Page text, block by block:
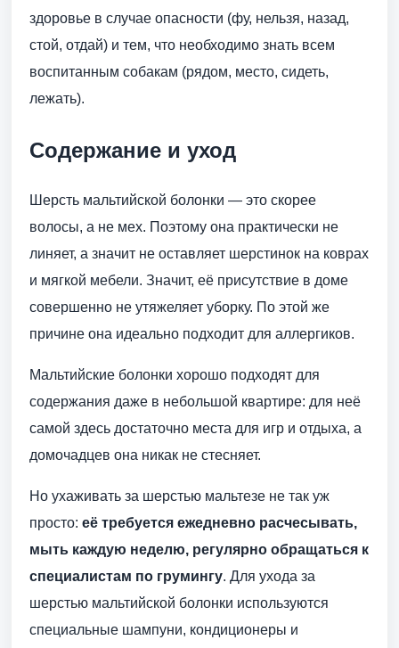
здоровье в случае опасности (фу, нельзя, назад,
стой, отдай) и тем, что необходимо знать всем
воспитанным собакам (рядом, место, сидеть,
лежать).
Содержание и уход
Шерсть мальтийской болонки — это скорее
волосы, а не мех. Поэтому она практически не
линяет, а значит не оставляет шерстинок на коврах
и мягкой мебели. Значит, её присутствие в доме
совершенно не утяжеляет уборку. По этой же
причине она идеально подходит для аллергиков.
Мальтийские болонки хорошо подходят для
содержания даже в небольшой квартире: для неё
самой здесь достаточно места для игр и отдыха, а
домочадцев она никак не стесняет.
Но ухаживать за шерстью мальтезе не так уж
просто: её требуется ежедневно расчесывать,
мыть каждую неделю, регулярно обращаться к
специалистам по грумингу. Для ухода за
шерстью мальтийской болонки используются
специальные шампуни, кондиционеры и